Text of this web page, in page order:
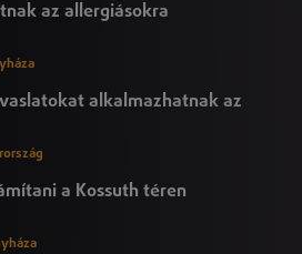
az allergiásokra
alkalmazhatnak az
a Kossuth téren